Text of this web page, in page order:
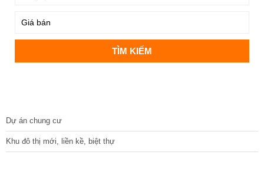
Dự án chung cư
Khu đô thị mới, liền kề, biệt thự